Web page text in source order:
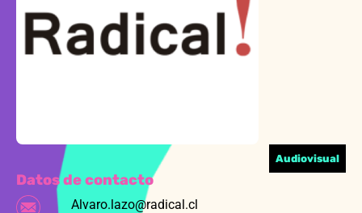
Audiovisual
Datos de contacto
Alvaro.lazo@radical.cl